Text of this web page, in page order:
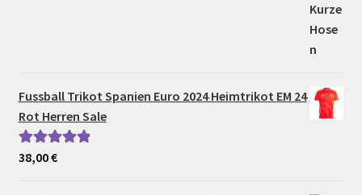
Fussball Trikot Spanien Euro 2024 Heimtrikot EM 24
Rot Herren Sale
Bewertet mit
38,00€